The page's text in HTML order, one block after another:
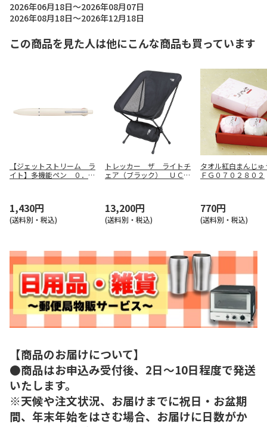
2026年06月18日～2026年08月07日
2026年08月18日～2026年12月18日
この商品を見た人は他にこんな商品も買っています
【ジェットストリーム ラ
イト】多機能ペン ０．５
1,430円
(送料別・税込)
トレッカー ザ ライトチ
ェア（ブラック） ＵＣ－
13,200円
(送料別・税込)
タオル紅白まんじ
ＦＧ０７０２８０２
770円
(送料別・税込)
【商品のお届けについて】
●商品はお申込み受付後、2日～10日程度で発送
いたします。
※天候や注文状況、お届けまでに祝日・お盆期
間、年末年始をはさむ場合、お届けに日数がか